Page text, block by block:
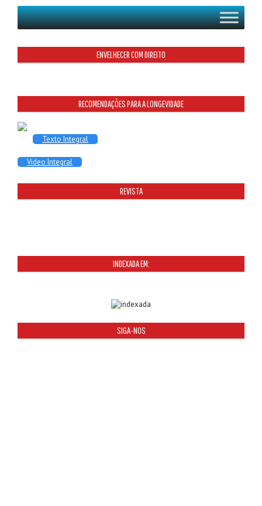
ENVELHECER COM DIREITO
RECOMENDAÇÕES PARA A LONGEVIDADE
Texto Integral
Video Integral
REVISTA
INDEXADA EM:
SIGA-NOS